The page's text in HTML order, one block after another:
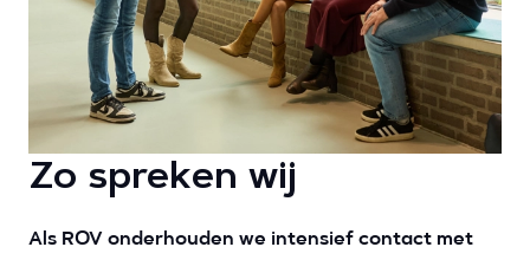
Zo spreken wij
Als ROV onderhouden we intensief contact met